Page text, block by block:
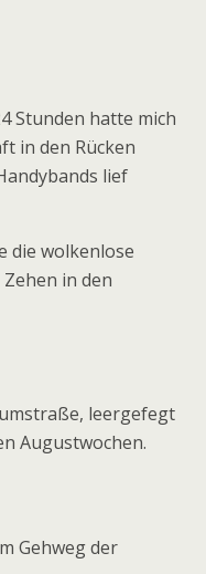
Stunden hatte mich
in den Rücken
lief
die wolkenlose
in den
leergefegt
Augustwochen.
Gehweg der